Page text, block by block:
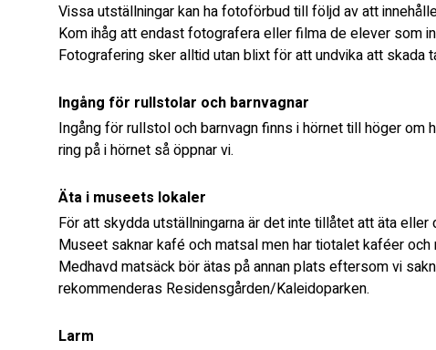
Vissa utställningar kan ha fotoförbud till följd av att
Kom ihåg att endast fotografera eller filma de elever som
Fotografering sker alltid utan blixt för att undvika att skada
Ingång för rullstolar och barnvagnar
Ingång för rullstol och barnvagn finns i hörnet till höger om
ring på i hörnet så öppnar vi.
Äta i museets lokaler
För att skydda utställningarna är det inte tillåtet att äta
Museet saknar kafé och matsal men har tiotalet kaféer
Medhavd matsäck bör ätas på annan plats eftersom vi
rekommenderas Residensgården/Kaleidoparken.
Larm